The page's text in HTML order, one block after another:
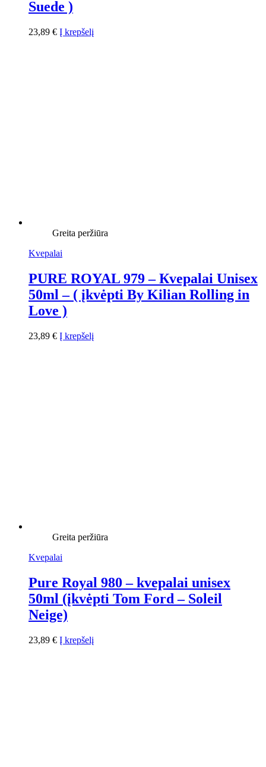
Suede )
23,89 € Į krepšelį
Greita peržiūra
Kvepalai
PURE ROYAL 979 – Кvepalai Unisex
50ml – ( įkvėpti By Kilian Rolling in
Love )
23,89 € Į krepšelį
Greita peržiūra
Kvepalai
Pure Royal 980 – kvepalai unisex
50ml (įkvėpti Tom Ford – Soleil
Neige)
23,89 € Į krepšelį